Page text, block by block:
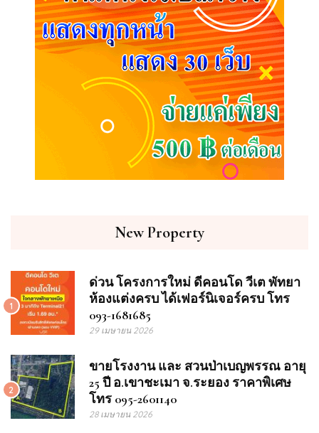
New Property
1
ด่วน โครงการใหม่ ดีคอนโด วีเต พัทยา
ห้องแต่งครบ ได้เฟอร์นิเจอร์ครบ โทร
093-1681685
29 เมษายน 2026
2
ขายโรงงาน และ สวนป่าเบญพรรณ อายุ
25 ปี อ.เขาชะเมา จ.ระยอง ราคาพิเศษ
โทร 095-2601140
28 เมษายน 2026